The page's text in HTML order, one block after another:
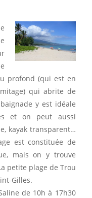
profond (qui est en
qui abrite de
y est idéale
et on peut aussi
kayak transparent…
est constituée de
mais on y trouve
petite plage de Trou
Gilles.
de 10h à 17h30